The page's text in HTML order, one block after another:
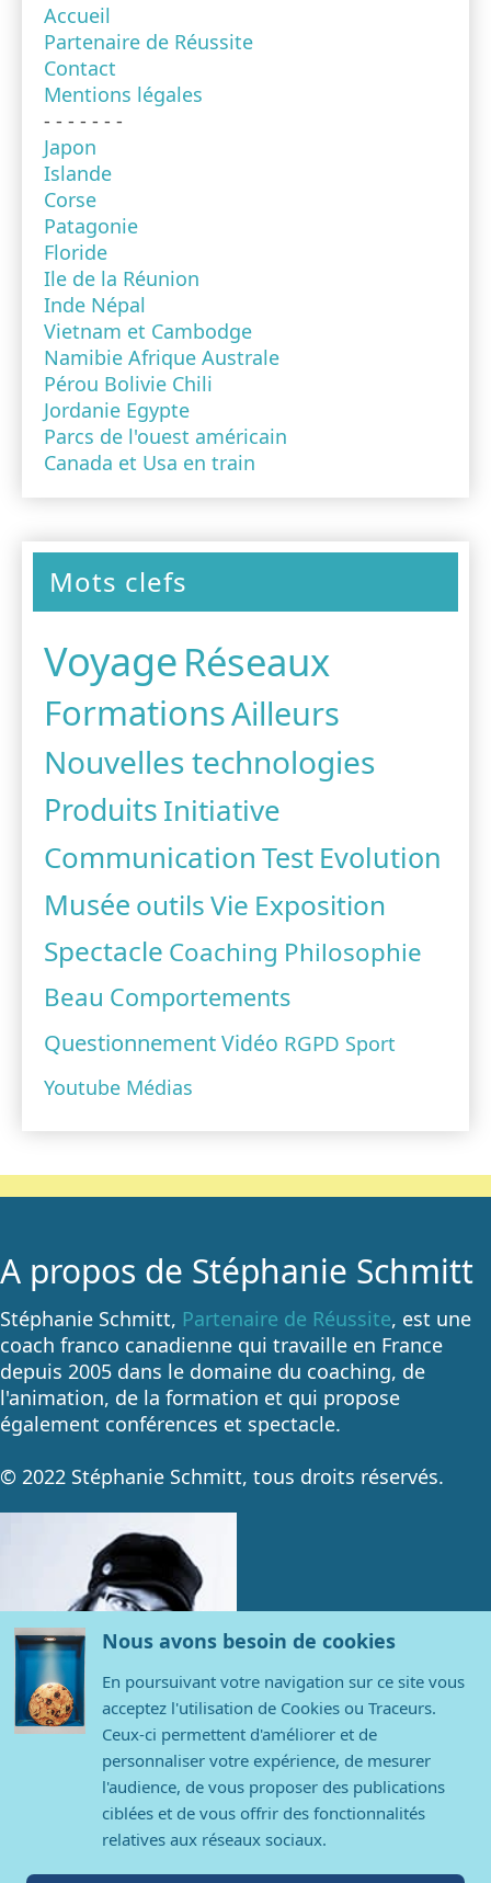
Accueil
Partenaire de Réussite
Contact
Mentions légales
- - - - - - -
Japon
Islande
Corse
Patagonie
Floride
Ile de la Réunion
Inde Népal
Vietnam et Cambodge
Namibie Afrique Australe
Pérou Bolivie Chili
Jordanie Egypte
Parcs de l'ouest américain
Canada et Usa en train
Mots clefs
VoyageRéseaux
FormationsAilleurs
Nouvelles technologies
ProduitsInitiative
Communication Test Evolution
Musée outilsVie Exposition
Spectacle Coaching Philosophie
Beau Comportements
QuestionnementVidéo RGPD Sport
Youtube Médias
A propos de Stéphanie Schmitt
Stéphanie Schmitt, Partenaire de Réussite, est une
coach franco canadienne qui travaille en France
depuis 2005 dans le domaine du coaching, de
l'animation, de la formation et qui propose
également conférences et spectacle.
© 2022 Stéphanie Schmitt, tous droits réservés.
Contact
Stéphanie Schmitt
contact@stephanieschmitt.com
Nous avons besoin de cookies
En poursuivant votre navigation sur ce site vous
acceptez l'utilisation de Cookies ou Traceurs.
Ceux-ci permettent d'améliorer et de
personnaliser votre expérience, de mesurer
l'audience, de vous proposer des publications
ciblées et de vous offrir des fonctionnalités
relatives aux réseaux sociaux.